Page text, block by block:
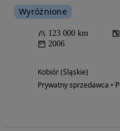
Wyróżnione
123 000 km
2006
Kobiór (Śląskie)
Prywatny sprzedawca •